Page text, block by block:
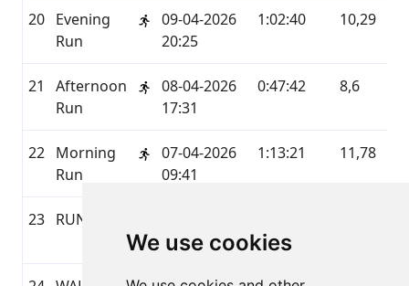
We use cookies
20 Evening
Run
09-04-2026
20:25
1:02:40 10,29
21
Afternoon
Run
08-04-2026
17:31
0:47:42 8,6
22 Morning
Run
07-04-2026
09:41
1:13:21 11,78
23 RUNNING
17:21